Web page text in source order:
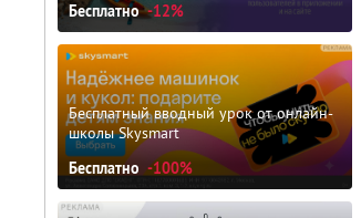
Бесплатно -12%
Бесплатный вводный урок от онлайн-
школы Skysmart
Бесплатно -100%